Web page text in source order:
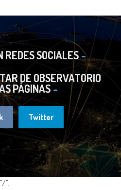
REDES SOCIALES
DE OBSERVATORIO
PÁGINAS
Twitter
".